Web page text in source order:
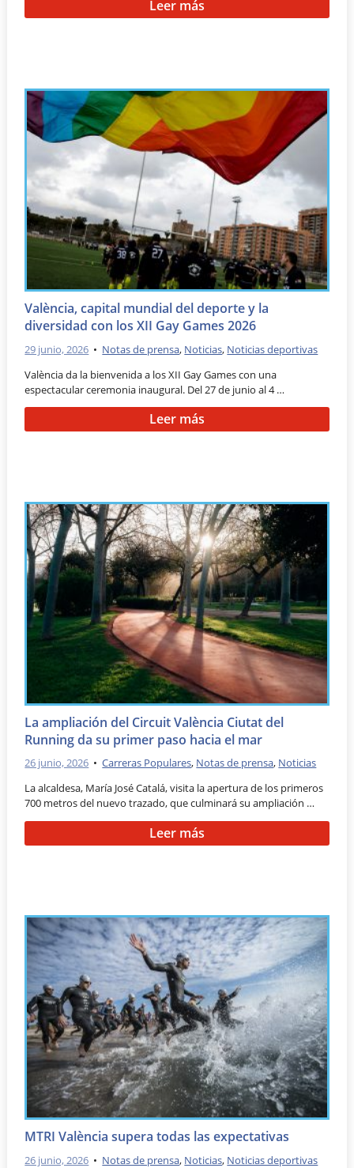
Leer más
València, capital mundial del deporte y la
diversidad con los XII Gay Games 2026
29 junio, 2026 • Notas de prensa, Noticias, Noticias deportivas
València da la bienvenida a los XII Gay Games con una
espectacular ceremonia inaugural. Del 27 de junio al 4 …
Leer más
La ampliación del Circuit València Ciutat del
Running da su primer paso hacia el mar
26 junio, 2026 •Carreras Populares, Notas de prensa, Noticias
La alcaldesa, María José Catalá, visita la apertura de los primeros
700 metros del nuevo trazado, que culminará su ampliación …
Leer más
MTRI València supera todas las expectativas
26 junio, 2026 • Notas de prensa, Noticias, Noticias deportivas